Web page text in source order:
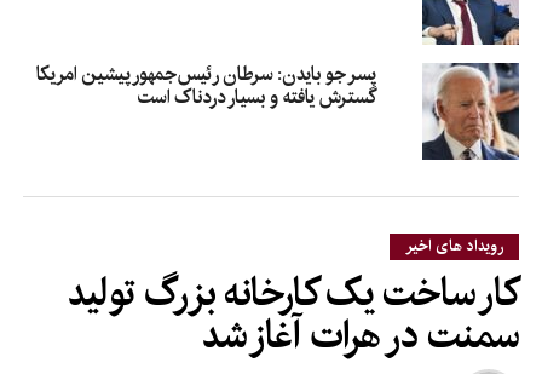
پسر جو بایدن: سرطان رئیس‌جمهور پیشین امریکا
گسترش یافته و بسیار دردناک است
رویداد های اخیر
کار ساخت یک کارخانه بزرگ تولید
سمنت در هرات آغاز شد